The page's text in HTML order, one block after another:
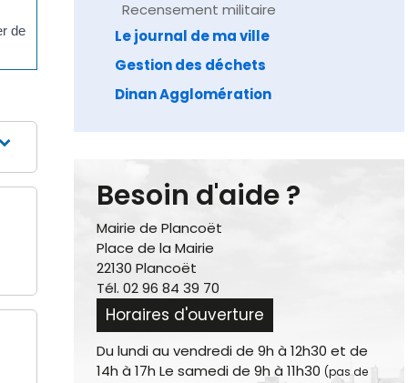
de
Recensement militaire
Le journal de ma ville
Gestion des déchets
Dinan Agglomération
Besoin d'aide ?
Mairie de Plancoët
Place de la Mairie
22130 Plancoët
Tél. 02 96 84 39 70
Horaires d'ouverture
Du lundi au vendredi de 9h à 12h30 et de
14h à 17h Le samedi de 9h à 11h30 (pas de